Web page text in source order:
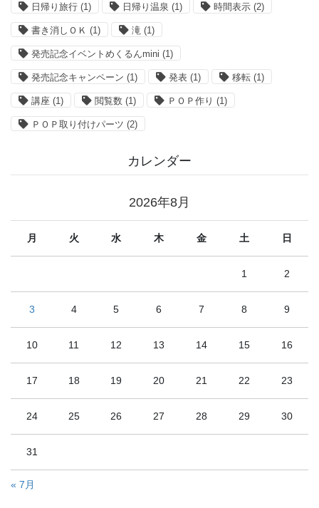
日帰り旅行 (1) 日帰り温泉 (1) 時間表示 (2)
書き消しＯＫ (1) 滝 (1)
発売記念イベントめくるんmini (1)
発売記念キャンペーン (1) 発表 (1) 移転 (1)
講座 (1) 閲覧数 (1) ＰＯＰ作り (1)
ＰＯＰ取り付けパーツ (2)
カレンダー
2026年8月
月 火 水 木 金 土 日
1 2
3 4 5 6 7 8 9
10 11 12 13 14 15 16
17 18 19 20 21 22 23
24 25 26 27 28 29 30
31
« 7月